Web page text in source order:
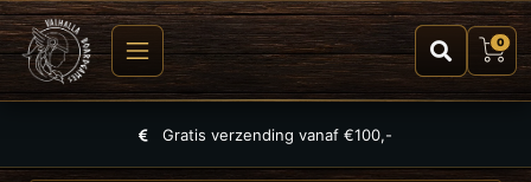
0
Gratis verzending vanaf €100,-